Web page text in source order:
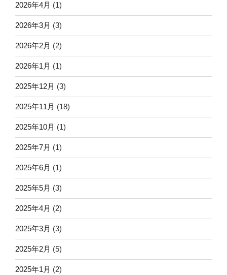
2026年4月 (1)
2026年3月 (3)
2026年2月 (2)
2026年1月 (1)
2025年12月 (3)
2025年11月 (18)
2025年10月 (1)
2025年7月 (1)
2025年6月 (1)
2025年5月 (3)
2025年4月 (2)
2025年3月 (3)
2025年2月 (5)
2025年1月 (2)